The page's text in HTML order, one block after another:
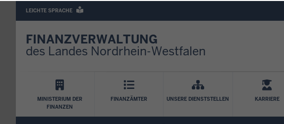
Sprachen
LEICHTE SPRACHE
FINANZVERWALTUNG
des Landes Nordrhein-Westfalen
Hauptnavigation
MINISTERIUM DER
FINANZEN
FINANZÄMTER UNSERE DIENSTSTELLEN KARRIERE